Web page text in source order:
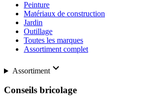
Peinture
Matériaux de construction
Jardin
Outillage
Toutes les marques
Assortiment complet
Assortiment
Conseils bricolage